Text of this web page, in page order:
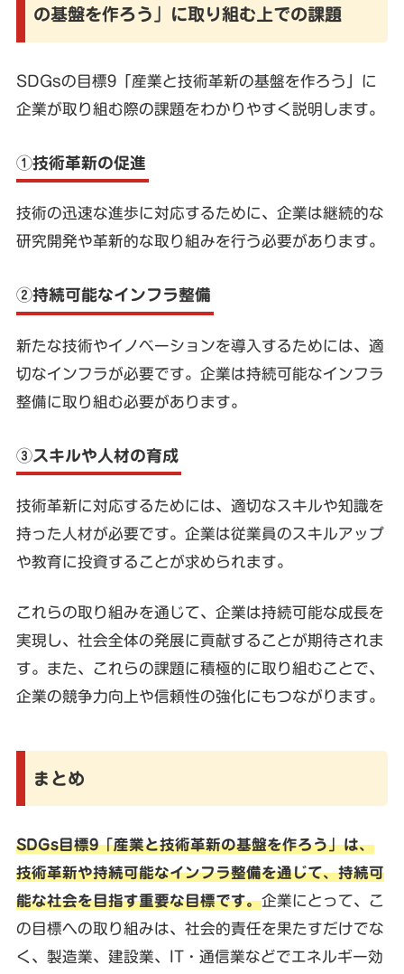
の基盤を作ろう」に取り組む上での課題
SDGsの目標9「産業と技術革新の基盤を作ろう」に
企業が取り組む際の課題をわかりやすく説明します。
①技術革新の促進
技術の迅速な進歩に対応するために、企業は継続的な
研究開発や革新的な取り組みを行う必要があります。
②持続可能なインフラ整備
新たな技術やイノベーションを導入するためには、適
切なインフラが必要です。企業は持続可能なインフラ
整備に取り組む必要があります。
③スキルや人材の育成
技術革新に対応するためには、適切なスキルや知識を
持った人材が必要です。企業は従業員のスキルアップ
や教育に投資することが求められます。
これらの取り組みを通じて、企業は持続可能な成長を
実現し、社会全体の発展に貢献することが期待されま
す。また、これらの課題に積極的に取り組むことで、
企業の競争力向上や信頼性の強化にもつながります。
まとめ
SDGs目標9「産業と技術革新の基盤を作ろう」は、
技術革新や持続可能なインフラ整備を通じて、持続可
能な社会を目指す重要な目標です。企業にとって、こ
の目標への取り組みは、社会的責任を果たすだけでな
く、製造業、建設業、IT・通信業などでエネルギー効